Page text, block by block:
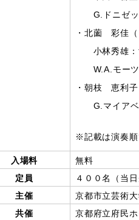
G.ドニゼッ
・北薗 彩佳（
小林秀雄：
W.A.モーツ
・朝枝 恵利子
G.マイアベ
※記載は演奏順
入場料
無料
定員
４００名（当
主催
京都市立芸術
共催
京都府立府民